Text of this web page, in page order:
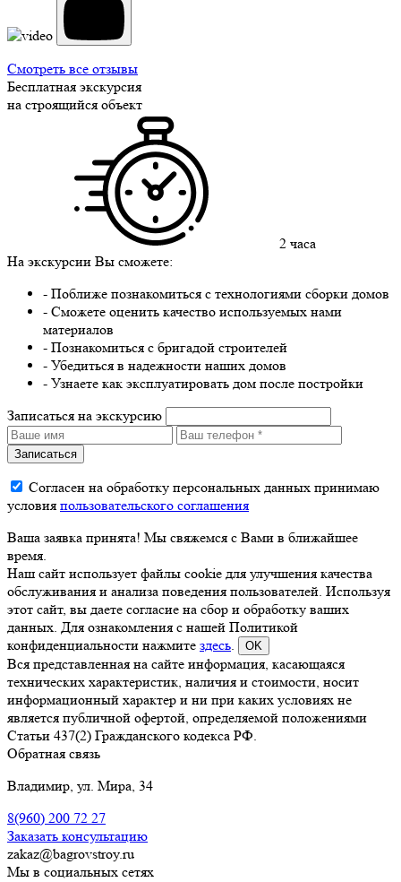
Смотреть все отзывы
Бесплатная экскурсия
на строящийся объект
2 часа
На экскурсии Вы сможете:
- Поближе познакомиться с технологиями сборки домов
- Сможете оценить качество используемых нами
материалов
- Познакомиться с бригадой строителей
- Убедиться в надежности наших домов
- Узнаете как эксплуатировать дом после постройки
Записаться на экскурсию
Записаться
Согласен на обработку персональных данных принимаю
условия пользовательского соглашения
Ваша заявка принята! Мы свяжемся с Вами в ближайшее
время.
Наш сайт использует файлы cookie для улучшения качества
обслуживания и анализа поведения пользователей. Используя
этот сайт, вы даете согласие на сбор и обработку ваших
данных. Для ознакомления с нашей Политикой
конфиденциальности нажмите здесь. OK
Вся представленная на сайте информация, касающаяся
технических характеристик, наличия и стоимости, носит
информационный характер и ни при каких условиях не
является публичной офертой, определяемой положениями
Статьи 437(2) Гражданского кодекса РФ.
Обратная связь
Владимир, ул. Мира, 34
8(960) 200 72 27
Заказать консультацию
zakaz@bagrovstroy.ru
Мы в социальных сетях